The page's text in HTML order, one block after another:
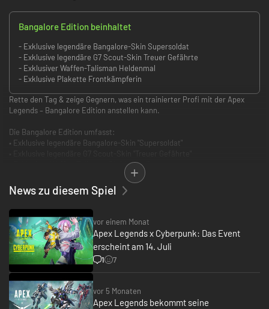
Bangalore Edition beinhaltet
- Exklusive legendäre Bangalore-Skin Supersoldat
- Exklusive legendäre G7 Scout-Skin Treuer Gefährte
- Exklusiver Waffen-Talisman Heldenmal
- Exklusive Plakette Frontkämpferin
Rette den Tag & zeige Gegnern, was ein trainierter Profi mit der Apex
Legends – Bangalore Edition anstellen kann.
Die Bangalore Edition umfasst:
• Exklusive legendäre Bangalore-Skin "Supersoldat"
• Exklusiver Waffen-Talisman "Heldenmal"
• Exklusive Plakette "Frontkämpferin"
Dieses Spiel enthält optionale Ingame-Käufe virtueller Währungen, mit
denen du virtuelle Ingame-Objekte erwerben kannst, einschließlich einer
zufälligen Auswahl virtueller Ingame-Objekte.
News zu diesem Spiel
vor einem Monat
Apex Legends x Cyberpunk: Das Event
erscheint am 14. Juli
1 7
vor 5 Monaten
Apex Legends bekommt seine